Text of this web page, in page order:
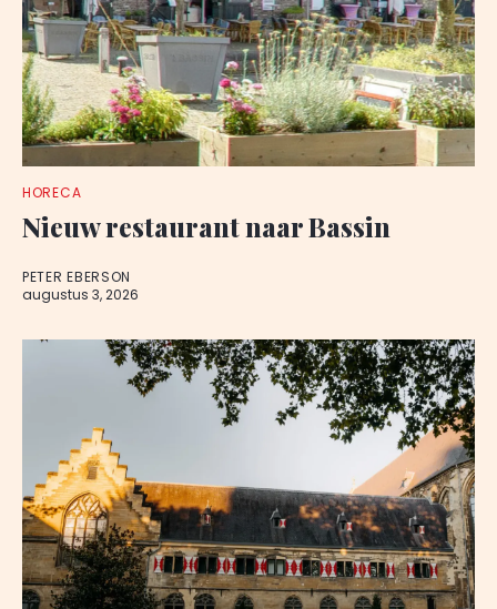
HORECA
Nieuw restaurant naar Bassin
PETER EBERSON
augustus 3, 2026